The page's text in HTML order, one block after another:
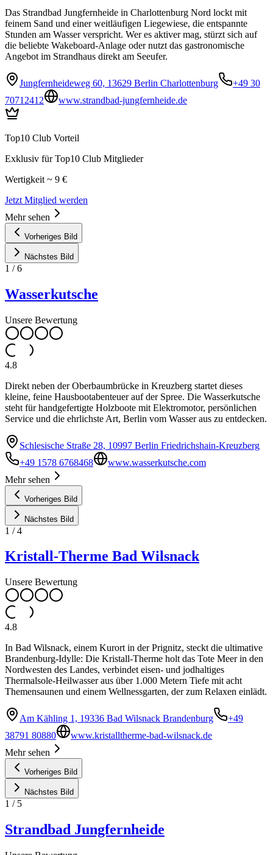
Das Strandbad Jungfernheide in Charlottenburg Nord lockt mit
feinem Sand und einer weitläufigen Liegewiese, die entspannte
Stunden am Wasser verspricht. Wer es aktiver mag, stürzt sich auf
die beliebte Wakeboard-Anlage oder nutzt das gastronomische
Angebot im Strandhaus direkt am Seeufer.
Jungfernheideweg 60, 13629 Berlin Charlottenburg
+49 30
70712412
www.strandbad-jungfernheide.de
Top10 Club Vorteil
Exklusiv für Top10 Club Mitglieder
Wertigkeit ~ 9 €
Jetzt Mitglied werden
Mehr sehen
Vorheriges Bild
Nächstes Bild
1 /6
Wasserkutsche
Unsere Bewertung
4.8
Direkt neben der Oberbaumbrücke in Kreuzberg startet dieses
kleine, feine Hausbootabenteuer auf der Spree. Die Wasserkutsche
steht für handgefertigte Holzboote mit Elektromotor, persönlichen
Service und die ehrlichste Art, Berlin vom Wasser aus zu entdecken.
Schlesische Straße 28, 10997 Berlin Friedrichshain-Kreuzberg
+49 1578 6768468
www.wasserkutsche.com
Mehr sehen
Vorheriges Bild
Nächstes Bild
1 /4
Kristall-Therme Bad Wilsnack
Unsere Bewertung
4.8
In Bad Wilsnack, einem Kurort in der Prignitz, steckt die ultimative
Brandenburg-Idylle: Die Kristall-Therme holt das Tote Meer in den
Nordwesten des Landes, verbindet eisen- und jodhaltiges
Thermalsole-Heilwasser aus über 1.000 Metern Tiefe mit acht
Themensaunen und einem Wellnessgarten, der zum Relaxen einlädt.
Am Kähling 1, 19336 Bad Wilsnack Brandenburg
+49
38791 80880
www.kristalltherme-bad-wilsnack.de
Mehr sehen
Vorheriges Bild
Nächstes Bild
1 / 5
Strandbad Jungfernheide